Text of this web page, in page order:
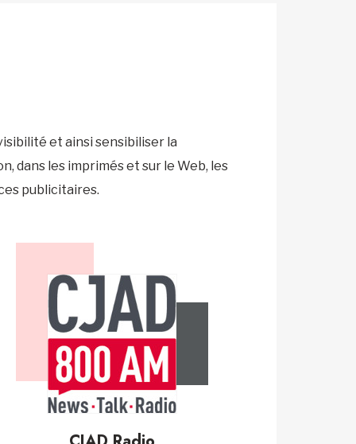
et ainsi sensibiliser la
dans les imprimés et sur le Web, les
publicitaires.